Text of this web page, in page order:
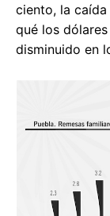
ciento, la
qué los
disminuido en